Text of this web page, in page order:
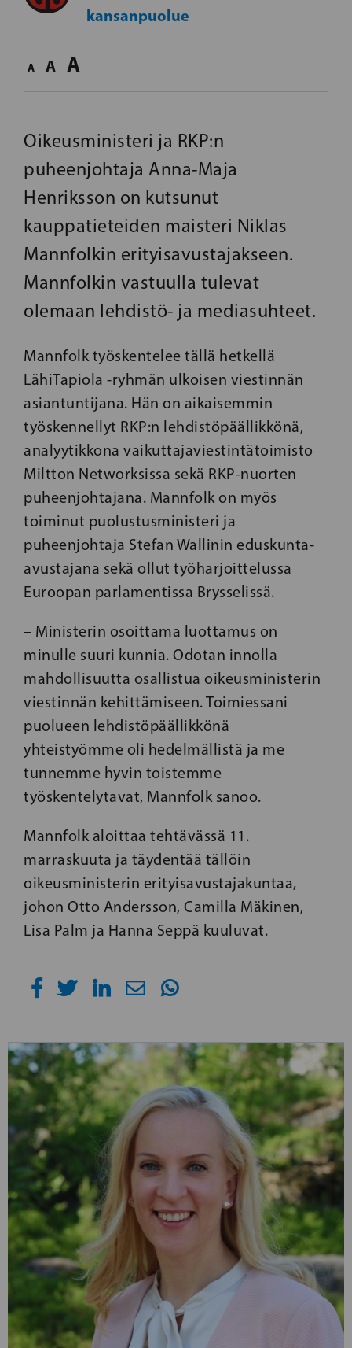
kansanpuolue
A A A
Oikeusministeri ja RKP:n
puheenjohtaja Anna-Maja
Henriksson on kutsunut
kauppatieteiden maisteri Niklas
Mannfolkin erityisavustajakseen.
Mannfolkin vastuulla tulevat
olemaan lehdistö- ja mediasuhteet.
Mannfolk työskentelee tällä hetkellä
LähiTapiola -ryhmän ulkoisen viestinnän
asiantuntijana. Hän on aikaisemmin
työskennellyt RKP:n lehdistöpäällikkönä,
analyytikkona vaikuttajaviestintätoimisto
Miltton Networksissa sekä RKP-nuorten
puheenjohtajana. Mannfolk on myös
toiminut puolustusministeri ja
puheenjohtaja Stefan Wallinin eduskunta-
avustajana sekä ollut työharjoittelussa
Euroopan parlamentissa Brysselissä.
– Ministerin osoittama luottamus on
minulle suuri kunnia. Odotan innolla
mahdollisuutta osallistua oikeusministerin
viestinnän kehittämiseen. Toimiessani
puolueen lehdistöpäällikkönä
yhteistyömme oli hedelmällistä ja me
tunnemme hyvin toistemme
työskentelytavat, Mannfolk sanoo.
Mannfolk aloittaa tehtävässä 11.
marraskuuta ja täydentää tällöin
oikeusministerin erityisavustajakuntaa,
johon Otto Andersson, Camilla Mäkinen,
Lisa Palm ja Hanna Seppä kuuluvat.